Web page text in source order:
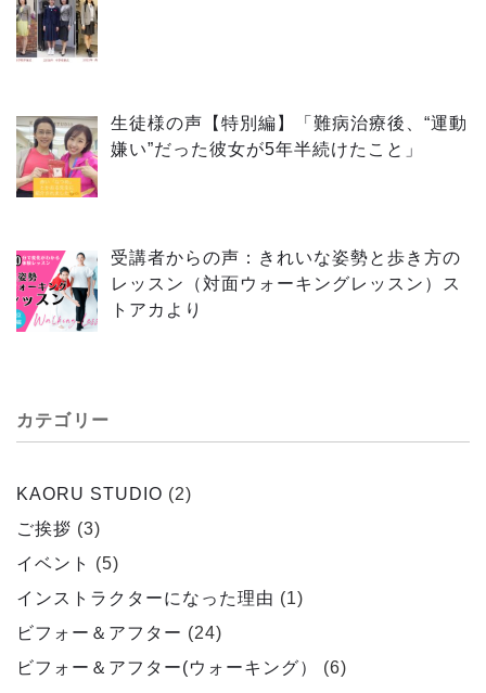
生徒様の声【特別編】「難病治療後、“運動
嫌い”だった彼女が5年半続けたこと」
受講者からの声：きれいな姿勢と歩き方の
レッスン（対面ウォーキングレッスン）ス
トアカより
カテゴリー
KAORU STUDIO (2)
ご挨拶 (3)
イベント
(5)
インストラクターになった理由 (1)
ビフォー＆アフター (24)
ビフォー＆アフター(ウォーキング）
(6)